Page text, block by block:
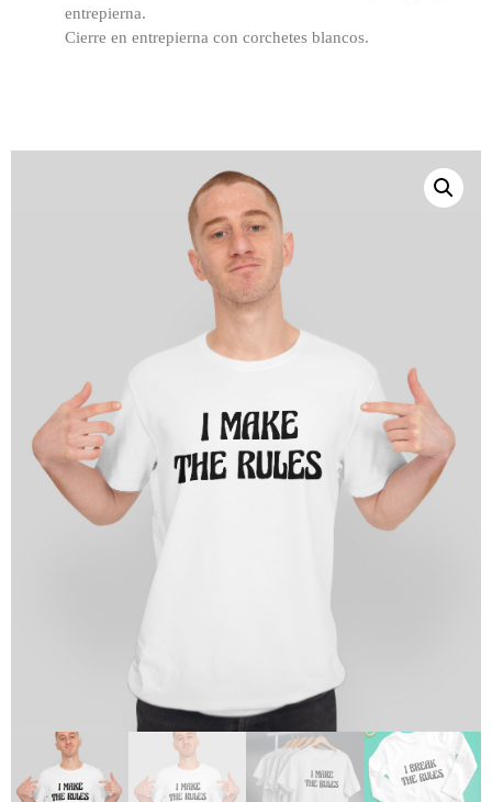
entrepierna.
Cierre en entrepierna con corchetes blancos.